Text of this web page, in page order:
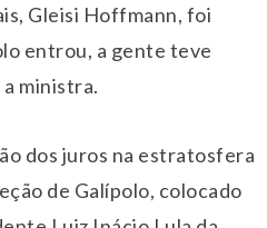
Gleisi Hoffmann, foi
entrou, a gente teve
ministra.
dos juros na estratosfera
de Galípolo, colocado